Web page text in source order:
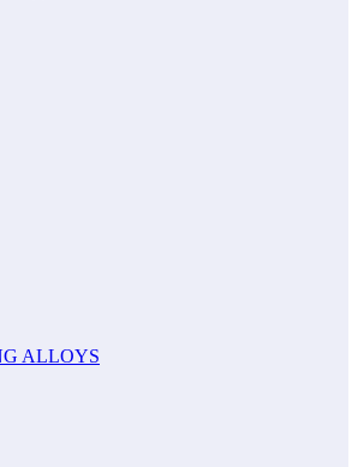
ALLOYS